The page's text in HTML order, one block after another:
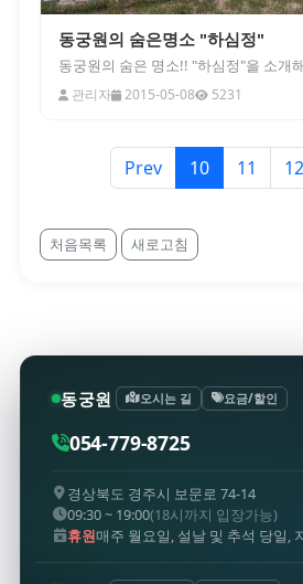
동궁원의 숨은명소 "하심정"
동궁원의 숨은 명소!! "하심정"을 소개
관리자 2015-05-08 5231
Prev 10 11 12
처음목록 새로고침
동궁원 오시는 길 요금/할인
054-779-8725
경상북도 경주시 보문로 74-14
09:30 ~ 19:00(18시까지 입장가능)
휴원매주 월요일, 설날 및 추석 당일,